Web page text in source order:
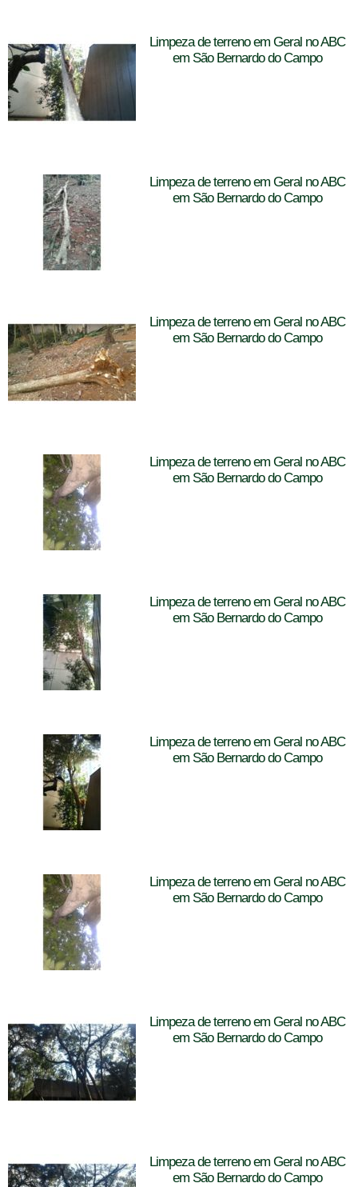
Limpeza de terreno em Geral no ABC
em São Bernardo do Campo
Limpeza de terreno em Geral no ABC
em São Bernardo do Campo
Limpeza de terreno em Geral no ABC
em São Bernardo do Campo
Limpeza de terreno em Geral no ABC
em São Bernardo do Campo
Limpeza de terreno em Geral no ABC
em São Bernardo do Campo
Limpeza de terreno em Geral no ABC
em São Bernardo do Campo
Limpeza de terreno em Geral no ABC
em São Bernardo do Campo
Limpeza de terreno em Geral no ABC
em São Bernardo do Campo
Limpeza de terreno em Geral no ABC
em São Bernardo do Campo